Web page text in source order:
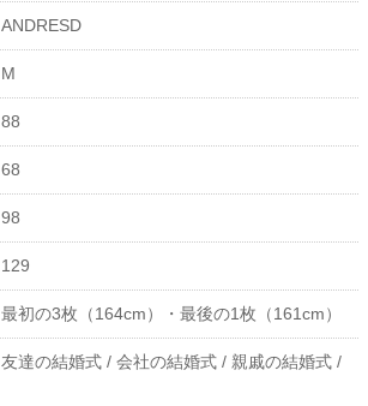
ANDRESD
M
88
68
98
129
最初の3枚（164cm）・最後の1枚（161cm）
友達の結婚式 / 会社の結婚式 / 親戚の結婚式 /